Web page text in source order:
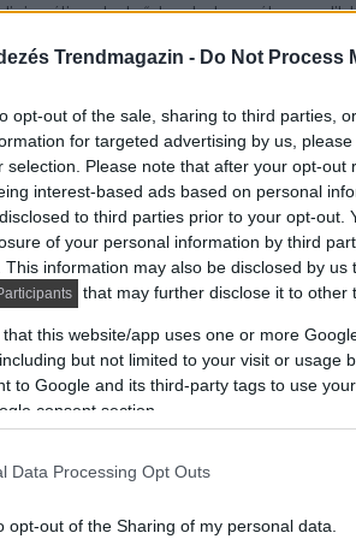
Trendmagazin - Do Not Process
opt-out of the sale, sharing to third parties,
for targeted advertising by us,
selection. Please note that after your opt-out
interest-based ads based on personal
to third parties prior to your opt-out.
of your personal information by third
This information may also be disclosed by us
that may further disclose it to other
that this website/app uses one or more
but not limited to your visit or usage
to Google and its third-party tags to use
consent section.
Data Processing Opt Outs
opt-out of the Sharing of my personal data.
a belső tereket annál
lépcsőkorlát teszik a házat érdekessé
használt melléképületét
kézzel készített kör alakú
kezelt fenyőfát építettek be.